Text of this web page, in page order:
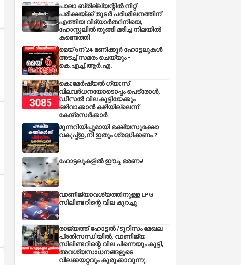
പാലാ ബ്രില്ല്യന്റിൽ നീറ്റ്
പരീക്ഷയ്ക്ക് തുടർ പരിശീലനത്തിന്
എത്തിയ വിദ്യാർത്ഥിനിയെ,
ഹോസ്റ്റലിൽ തൂങ്ങി മരിച്ച നിലയിൽ
കണ്ടെത്തി
മെയ് 6ന് 24 മണിക്കൂർ ഹോട്ടലുകൾ
അടച്ച് സമരം ചെയ്യും -
കെ.എച്ച്.ആർ.എ.
കൊമേർഷ്യൽ ഗ്യാസ്
വിലവർധനയോടൊപ്പം പെട്രോൾ,
ഡീസല്‍ വില കൂട്ടിയേക്കും
ഒഴിവാക്കാന്‍ കഴിയില്ലെന്ന്
കേന്ദ്രസര്‍ക്കാര്‍.
മുന്നറിയിപ്പുമായി ഭക്ഷ്യസുരക്ഷാ
വകുപ്പ്ഇ,നി ഇതും ശ്രദ്ധിക്കണം.?
ഹോട്ടലുകളിൽ ഈച്ച ഭരണം!
വാണിജ്യാവശ്യത്തിനുള്ള LPG
സിലിണ്ടറിന്റെ വില കുറച്ചു
രാജ്യത്ത് ഹോട്ടൽ /ടൂറിസം മേഖല
പ്രതിസന്ധിയിൽ, വാണിജ്യ
സിലിണ്ടറിന്റെ വില പിന്നെയും കൂട്ടി,
അവശ്യസാധനങ്ങളുടെ
വിലക്കയറ്റവും കുരുക്കാവുന്നു.